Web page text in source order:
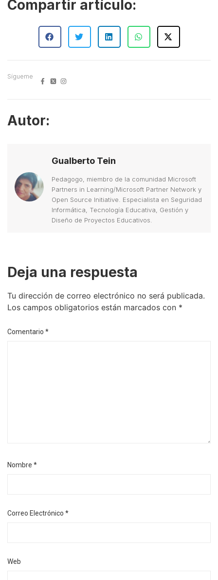
Compartir artículo:
Sígueme
Autor:
Gualberto Tein
Pedagogo, miembro de la comunidad Microsoft
Partners in Learning/Microsoft Partner Network y
Open Source Initiative. Especialista en Seguridad
Informática, Tecnología Educativa, Gestión y
Diseño de Proyectos Educativos.
Deja una respuesta
Tu dirección de correo electrónico no será publicada.
Los campos obligatorios están marcados con *
Comentario *
Nombre *
Correo Electrónico *
Web